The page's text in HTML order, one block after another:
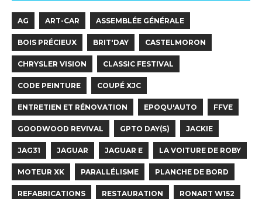
AG ART-CAR ASSEMBLÉE GÉNÉRALE
BOIS PRÉCIEUX BRIT'DAY CASTELMORON
CHRYSLER VISION CLASSIC FESTIVAL
CODE PEINTURE COUPÉ XJC
ENTRETIEN ET RÉNOVATION EPOQU'AUTO FFVE
GOODWOOD REVIVAL GPTO DAY(S) JACKIE
JAG31 JAGUAR JAGUAR E LA VOITURE DE ROBY
MOTEUR XK PARALLÉLISME PLANCHE DE BORD
REFABRICATIONS RESTAURATION RONART W152